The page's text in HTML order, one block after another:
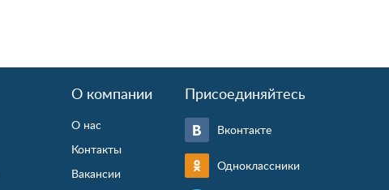
О компании
О нас
Контакты
Вакансии
Присоединяйтесь
Вконтакте
Одноклассники